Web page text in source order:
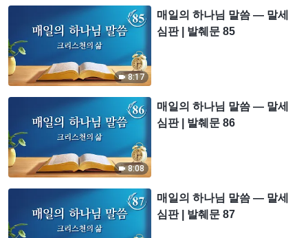
8:17
매일의 하나님 말씀 ― 말세
심판 | 발췌문 85
8:08
매일의 하나님 말씀 ― 말세
심판 | 발췌문 86
매일의 하나님 말씀 ― 말세
심판 | 발췌문 87